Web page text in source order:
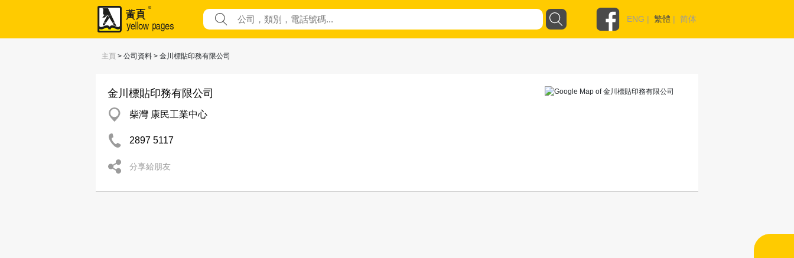
ENG | 繁體 | 简体
主頁 > 公司資料 > 金川標貼印務有限公司
金川標貼印務有限公司
柴灣 康民工業中心
2897 5117
分享給朋友